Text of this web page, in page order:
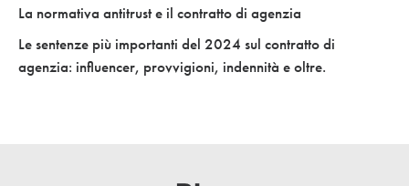
La normativa antitrust e il contratto di agenzia
Le sentenze più importanti del 2024 sul contratto di
agenzia: influencer, provvigioni, indennità e oltre.